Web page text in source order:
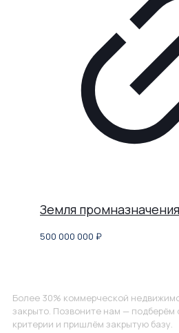
Земля
500 000 000 ₽
Более 30% коммерческой
закрыто. Позвоните нам — подберём
критерии и пришлём закрытую базу.